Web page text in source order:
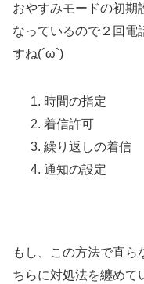
おやすみモードの初期
なっているので２回電
すね(´ω`)
時間の指定
着信許可
繰り返しの着信
通知の設定
もし、この方法で直ら
ちらに対処法を纏めて